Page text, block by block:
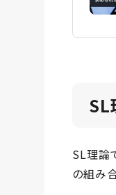
SL
SL理論
の組み